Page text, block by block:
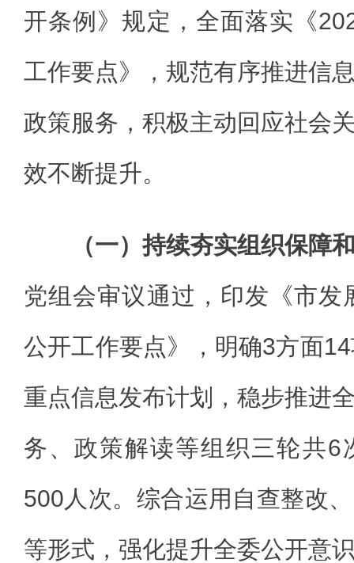
开条例》规定，全面落实《
工作要点》，规范有序推进信
政策服务，积极主动回应社会
效不断提升。
（一）持续夯实组织保障
党组会审议通过，印发《市发
公开工作要点》，明确3方面
重点信息发布计划，稳步推进
务、政策解读等组织三轮共6
500人次。综合运用自查整改
等形式，强化提升全委公开意